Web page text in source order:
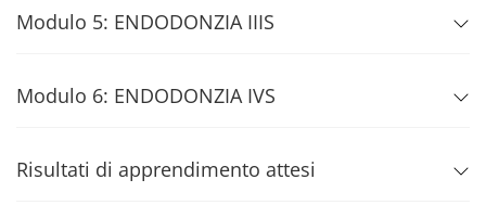
Modulo 5: ENDODONZIA IIIS
Modulo 6: ENDODONZIA IVS
Risultati di apprendimento attesi